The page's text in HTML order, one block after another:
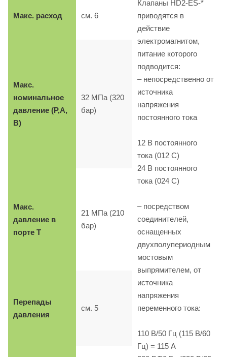
Макс. расход см. 6
Клапаны HD2-ES-*
приводятся в
действие
электромагнитом,
питание которого
подводится:
– непосредственно от
источника
напряжения
постоянного тока
12 B постоянного
тока (012 C)
24 B постоянного
тока (024 C)
– посредством
соединителей,
оснащенных
двухполупериодным
мостовым
выпрямителем, от
источника
напряжения
переменного тока:
110 B/50 Гц (115 B/60
Гц) = 115 A
Макс.
номинальное
давление (P,A,
B)
32 МПа (320
бар)
Макс.
давление в
порте T
21 МПа (210
бар)
Перепады
давления
см. 5